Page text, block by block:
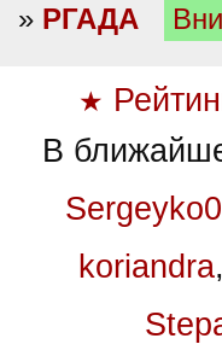
» РГАДА
★
В
koriandra,